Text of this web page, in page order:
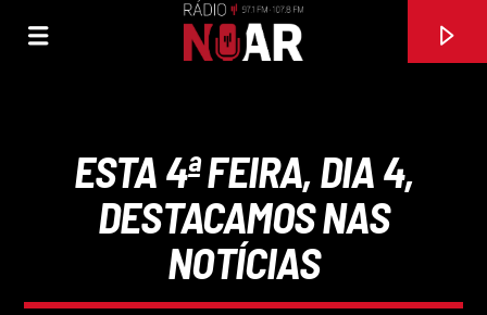
ESTA 4ª FEIRA, DIA 4,
DESTACAMOS NAS
NOTÍCIAS